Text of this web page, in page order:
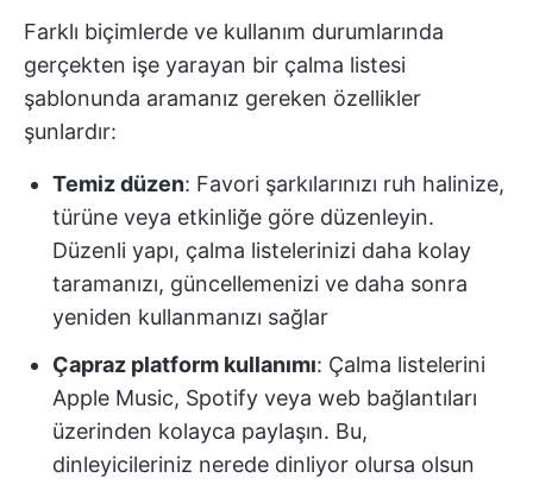
Farklı biçimlerde ve kullanım durumlarında
gerçekten işe yarayan bir çalma listesi
şablonunda aramanız gereken özellikler
şunlardır:
Temiz düzen: Favori şarkılarınızı ruh halinize,
türüne veya etkinliğe göre düzenleyin.
Düzenli yapı, çalma listelerinizi daha kolay
taramanızı, güncellemenizi ve daha sonra
yeniden kullanmanızı sağlar
Çapraz platform kullanımı: Çalma listelerini
Apple Music, Spotify veya web bağlantıları
üzerinden kolayca paylaşın. Bu,
dinleyicileriniz nerede dinliyor olursa olsun